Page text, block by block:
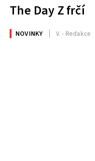
The Day Z frčí
NOVINKY V. - Redakce